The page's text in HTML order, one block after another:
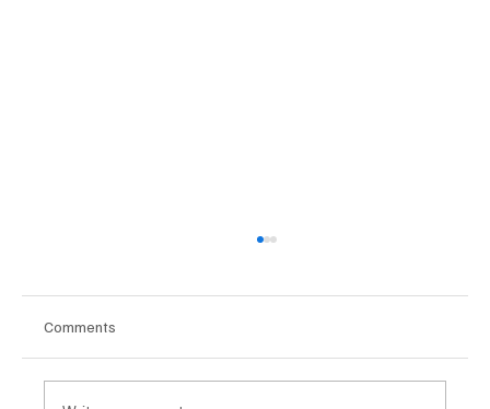
빛의 갑옷을 입읍시다
Comments